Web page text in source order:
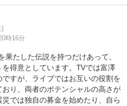
)
時16分
果たした伝説を持つだけあって、
得意としています。TVでは富澤
すが、ライブではお互いの役割を
り、両者のポテンシャルの高さが
では独自の募金を始めたり、自ら